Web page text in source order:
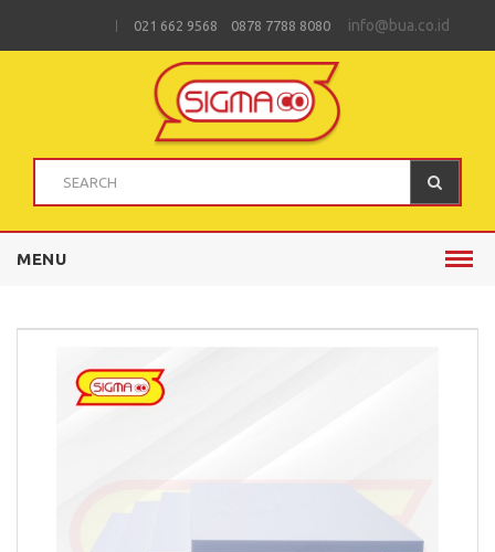
021 662 9568 0878 7788 8080 info@bua.co.id
MENU